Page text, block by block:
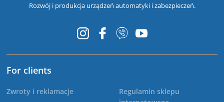
Rozwój i produkcja urządzeń automatyki i zabezpieczeń.
For clients
Zwroty i reklamacje
Regulamin sklepu